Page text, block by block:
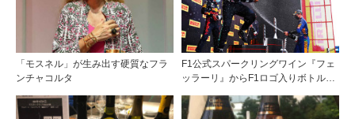
ャコルタ」が楽しめるイベントを開
「モスネル」が生み出す硬質なフラ
ンチャコルタ
F1公式スパークリングワイン『フェ
ッラーリ』からF1ロゴ入りボトルと